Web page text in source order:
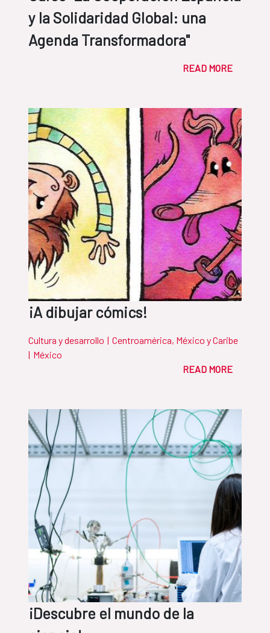
y la Solidaridad Global: una
Agenda Transformadora"
READ MORE
¡A dibujar cómics!
Cultura y desarrollo | Centroamérica, México y Caribe
| México
READ MORE
¡Descubre el mundo de la